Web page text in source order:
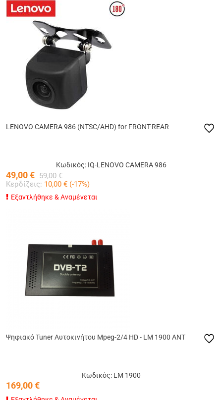
LENOVO CAMERA 986 (NTSC/AHD) for FRONT-REAR
Κωδικός: IQ-LENOVO CAMERA 986
49,00€ 59,00 €
Κερδίζεις: 10,00 € (-17%)
Εξαντλήθηκε & Αναμένεται
Ψηφιακό Tuner Αυτοκινήτου Mpeg-2/4 HD - LM 1900 ANT
Κωδικός: LM 1900
169,00€